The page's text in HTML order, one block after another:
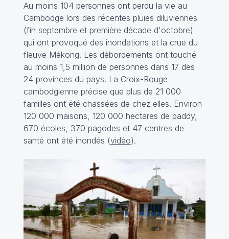
Au moins 104 personnes ont perdu la vie au
Cambodge lors des récentes pluies diluviennes
(fin septembre et première décade d'octobre)
qui ont provoqué des inondations et la crue du
fleuve Mékong. Les débordements ont touché
au moins 1,5 million de personnes dans 17 des
24 provinces du pays. La Croix-Rouge
cambodgienne précise que plus de 21 000
familles ont été chassées de chez elles. Environ
120 000 maisons, 120 000 hectares de paddy,
670 écoles, 370 pagodes et 47 centres de
santé ont été inondés (vidéo).